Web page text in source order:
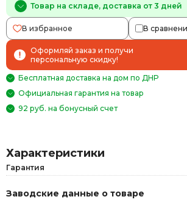
Товар на складе, доставка от 3 дней
В избранное В
Оформляй заказ и получи
персональную скидку!
Бесплатная доставка на дом по ДНР
Официальная гарантия на товар
92 руб. на бонусный счет
Характеристики
Гарантия
Заводские данные о товаре